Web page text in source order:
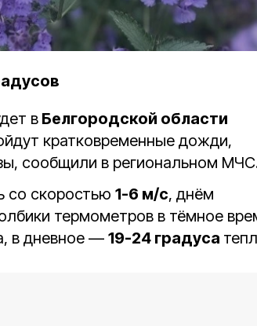
в Белгородской области
кратковременные дожди,
сообщили в региональном
со скоростью 1-6 м/с, днём
термометров в тёмное
в дневное — 19-24 градуса